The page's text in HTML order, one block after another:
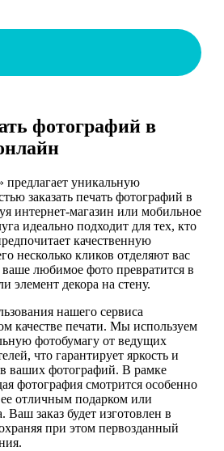
фотографий в
уникальную
заказать печать фотографий в
интернет-магазин или мобильное
идеально подходит для тех, кто
качественную
несколько кликов отделяют вас
любимое фото превратится в
элемент декора на стену.
нашего сервиса
качестве печати. Мы используем
фотобумагу от ведущих
что гарантирует яркость и
ваших фотографий. В рамке
фотография смотрится особенно
отличным подарком или
Ваш заказ будет изготовлен в
при этом первозданный